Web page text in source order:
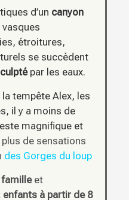
d’un canyon
étroitures,
se succèdent
par les eaux.
tempête Alex, les
il y a moins de
magnifique et
plus de sensations
des Gorges du loup
familleet
enfants à partir de 8